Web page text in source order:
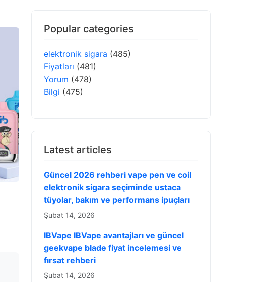
Popular categories
elektronik sigara (485)
Fiyatları (481)
Yorum (478)
Bilgi (475)
Latest articles
Güncel 2026 rehberi vape pen ve coil
elektronik sigara seçiminde ustaca
tüyolar, bakım ve performans ipuçları
Şubat 14, 2026
IBVape IBVape avantajları ve güncel
geekvape blade fiyat incelemesi ve
fırsat rehberi
Şubat 14, 2026